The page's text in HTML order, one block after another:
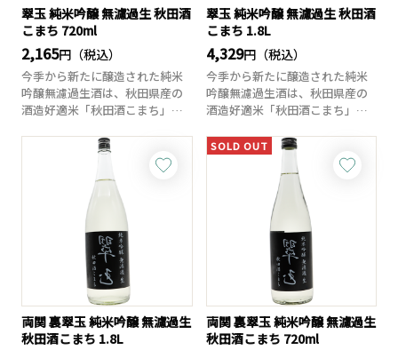
翠玉 純米吟醸 無濾過生 秋田酒
こまち 720ml
2,165円（税込）
今季から新たに醸造された純米
吟醸無濾過生酒は、秋田県産の
酒造好適米「秋田酒こまち」を5
翠玉 純米吟醸 無濾過生 秋田酒
こまち 1.8L
4,329円（税込）
今季から新たに醸造された純米
吟醸無濾過生酒は、秋田県産の
酒造好適米「秋田酒こまち」を5
両関 裏翠玉 純米吟醸 無濾過生
秋田酒こまち 1.8L
SOLD OUT
両関 裏翠玉 純米吟醸 無濾過生
秋田酒こまち 720ml